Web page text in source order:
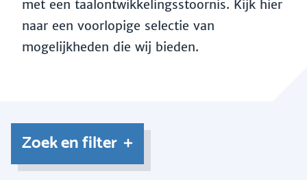
met een taalontwikkelingsstoornis. Kijk hier
naar een voorlopige selectie van
mogelijkheden die wij bieden.
Zoek en filter